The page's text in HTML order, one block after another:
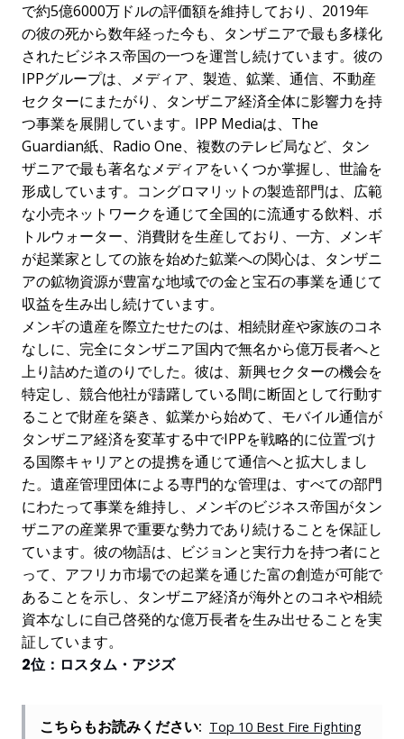
で約5億6000万ドルの評価額を維持しており、2019年
の彼の死から数年経った今も、タンザニアで最も多様化
されたビジネス帝国の一つを運営し続けています。彼の
IPPグループは、メディア、製造、鉱業、通信、不動産
セクターにまたがり、タンザニア経済全体に影響力を持
つ事業を展開しています。IPP Mediaは、The
Guardian紙、Radio One、複数のテレビ局など、タン
ザニアで最も著名なメディアをいくつか掌握し、世論を
形成しています。コングロマリットの製造部門は、広範
な小売ネットワークを通じて全国的に流通する飲料、ボ
トルウォーター、消費財を生産しており、一方、メンギ
が起業家としての旅を始めた鉱業への関心は、タンザニ
アの鉱物資源が豊富な地域での金と宝石の事業を通じて
収益を生み出し続けています。
メンギの遺産を際立たせたのは、相続財産や家族のコネ
なしに、完全にタンザニア国内で無名から億万長者へと
上り詰めた道のりでした。彼は、新興セクターの機会を
特定し、競合他社が躊躇している間に断固として行動す
ることで財産を築き、鉱業から始めて、モバイル通信が
タンザニア経済を変革する中でIPPを戦略的に位置づけ
る国際キャリアとの提携を通じて通信へと拡大しまし
た。遺産管理団体による専門的な管理は、すべての部門
にわたって事業を維持し、メンギのビジネス帝国がタン
ザニアの産業界で重要な勢力であり続けることを保証し
ています。彼の物語は、ビジョンと実行力を持つ者にと
って、アフリカ市場での起業を通じた富の創造が可能で
あることを示し、タンザニア経済が海外とのコネや相続
資本なしに自己啓発的な億万長者を生み出せることを実
証しています。
2位：ロスタム・アジズ
こちらもお読みください: Top 10 Best Fire Fighting